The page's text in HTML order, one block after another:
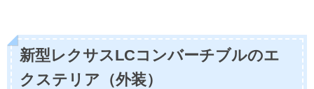
新型レクサスLCコンバーチブルのエ
クステリア（外装）